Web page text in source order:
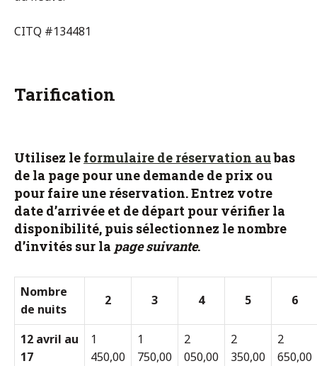
CITQ #134481
Tarification
Utilisez le formulaire de réservation aubas
de la page pour une demande de prix ou
pour faire une réservation. Entrez votre
date d’arrivée et de départ pour vérifier la
disponibilité, puis sélectionnez le nombre
d’invités sur la page suivante.
Nombre
de nuits
2 3 4 5 6
12 avril au
17
1
450,00
1
750,00
2
050,00
2
350,00
2
650,00